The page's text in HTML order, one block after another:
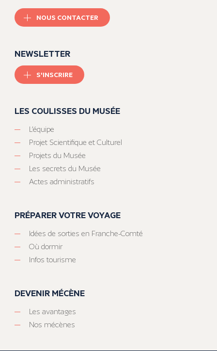
NOUS CONTACTER
NEWSLETTER
S'INSCRIRE
LES COULISSES DU MUSÉE
L’équipe
Projet Scientifique et Culturel
Projets du Musée
Les secrets du Musée
Actes administratifs
PRÉPARER VOTRE VOYAGE
Idées de sorties en Franche-Comté
Où dormir
Infos tourisme
DEVENIR MÉCÈNE
Les avantages
Nos mécènes